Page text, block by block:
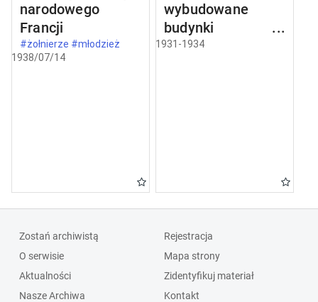
narodowego
Francji
#żołnierze #młodzież
1938/07/14
wybudowane
budynki w
Częstochowie
1931-1934
Zostań archiwistą
O serwisie
Aktualności
Nasze Archiwa
Rejestracja
Mapa strony
Zidentyfikuj materiał
Kontakt